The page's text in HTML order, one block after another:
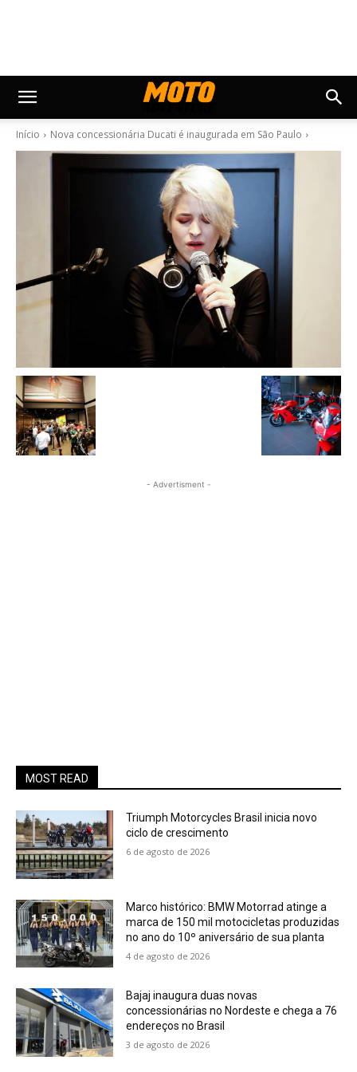
Início Nova concessionária Ducati é inaugurada em São Paulo
- Advertisment -
MOST READ
Triumph Motorcycles Brasil inicia novo
ciclo de crescimento
6 de agosto de 2026
Marco histórico: BMW Motorrad atinge a
marca de 150 mil motocicletas produzidas
no ano do 10º aniversário de sua planta
4 de agosto de 2026
Bajaj inaugura duas novas
concessionárias no Nordeste e chega a 76
endereços no Brasil
3 de agosto de 2026